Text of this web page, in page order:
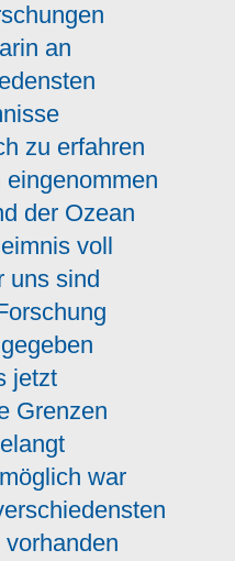
an
zu erfahren
der Ozean
voll
uns sind
jetzt
Grenzen
war